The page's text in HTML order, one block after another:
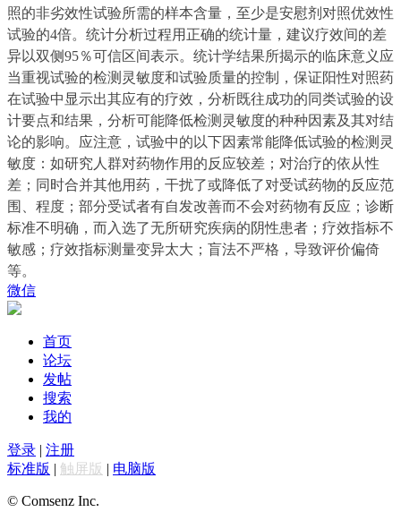
照的非劣效性试验所需的样本含量，至少是安慰剂对照优效性
试验的4倍。统计分析过程用正确的统计量，建议疗效间的差
异以双侧95％可信区间表示。统计学结果所揭示的临床意义应
当重视试验的检测灵敏度和试验质量的控制，保证阳性对照药
在试验中显示出其应有的疗效，分析既往成功的同类试验的设
计要点和结果，分析可能降低检测灵敏度的种种因素及其对结
论的影响。应注意，试验中的以下因素常能降低试验的检测灵
敏度：如研究人群对药物作用的反应较差；对治疗的依从性
差；同时合并其他用药，干扰了或降低了对受试药物的反应范
围、程度；部分受试者有自发改善而不会对药物有反应；诊断
标准不明确，而入选了无所研究疾病的阴性患者；疗效指标不
敏感；疗效指标测量变异太大；盲法不严格，导致评价偏倚
等。
微信
首页
论坛
发帖
搜索
我的
登录 | 注册
标准版 | 触屏版 | 电脑版
© Comsenz Inc.